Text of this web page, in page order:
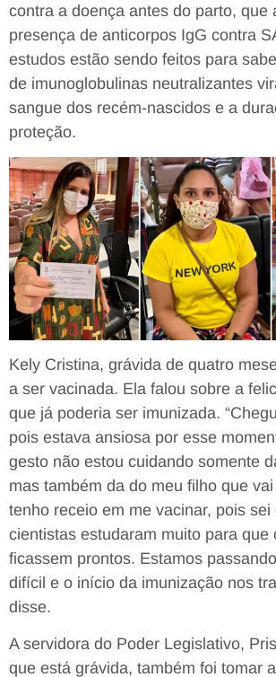
contra a doença antes do parto, que
presença de anticorpos IgG contra
estudos estão sendo feitos para
de imunoglobulinas neutralizantes
sangue dos recém-nascidos e a
proteção.
Kely Cristina, grávida de quatro
a ser vacinada. Ela falou sobre a
que já poderia ser imunizada.
pois estava ansiosa por esse
gesto não estou cuidando somente
mas também da do meu filho que
tenho receio em me vacinar, pois sei
cientistas estudaram muito para que
ficassem prontos. Estamos
difícil e o início da imunização nos
disse.
A servidora do Poder Legislativo,
que está grávida, também foi tomar